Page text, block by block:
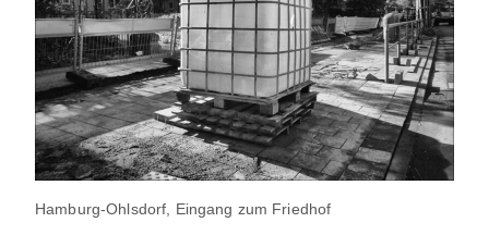
Hamburg-Ohlsdorf, Eingang zum Friedhof